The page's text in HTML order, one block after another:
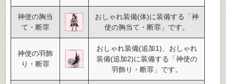
神使の胸当
て・断罪
おしゃれ装備(体)に装備する「神
使の胸当て・断罪」です。
神使の羽飾
り・断罪
おしゃれ装備(追加1)、おしゃれ
装備(追加2)に装備する「神使の
羽飾り・断罪」です。